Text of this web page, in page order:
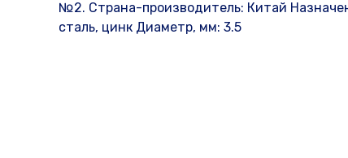
№2. Страна-производитель: Китай
сталь, цинк Диаметр, мм: 3.5